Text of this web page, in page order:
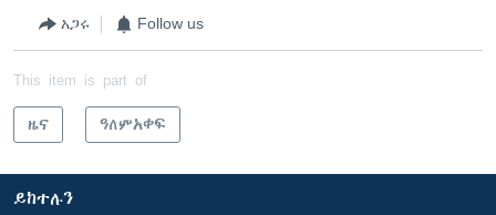
አጋሩ Follow us
This item is part of
ዜና ዓለምአቀፍ
ይከተሉን